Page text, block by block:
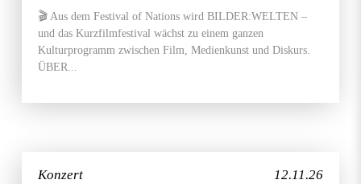
🎬 Aus dem Festival of Nations wird BILDER:WELTEN –
und das Kurzfilmfestival wächst zu einem ganzen
Kulturprogramm zwischen Film, Medienkunst und Diskurs.
ÜBER...
12.11.26
Konzert